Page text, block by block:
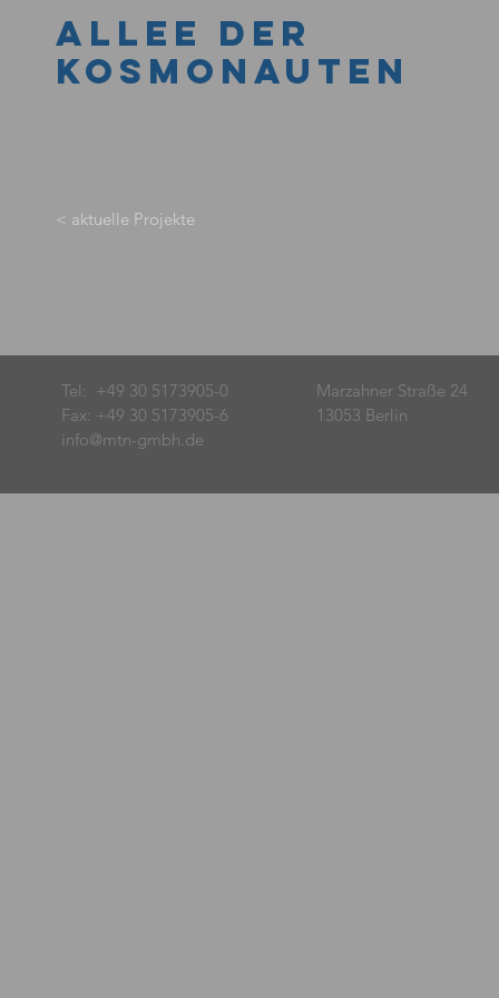
ALLEE DER
KOSMONAUTEN
< aktuelle Projekte
Tel: +49 30 5173905-0
Fax: +49 30 5173905-6
info@mtn-gmbh.de
Marzahner Straße 24
13053 Berlin